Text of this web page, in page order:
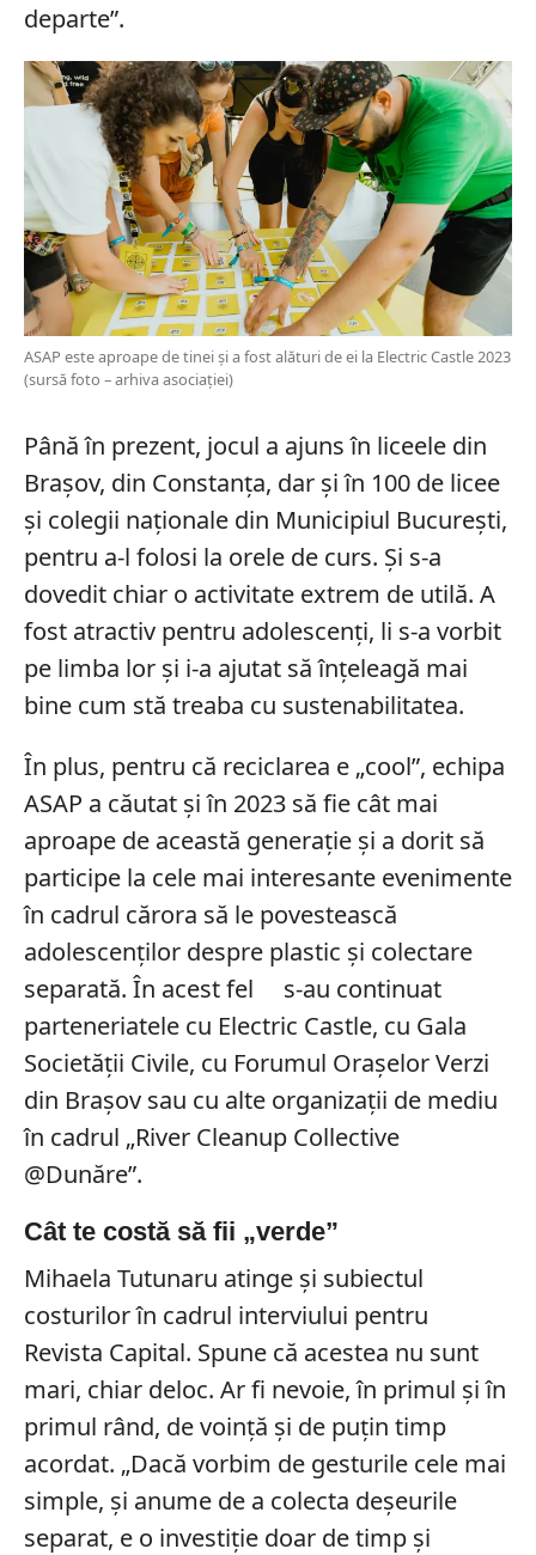
departe”.
ASAP este aproape de tinei și a fost alături de ei la Electric Castle 2023
(sursă foto – arhiva asociației)
Până în prezent, jocul a ajuns în liceele din
Brașov, din Constanța, dar și în 100 de licee
și colegii naționale din Municipiul București,
pentru a-l folosi la orele de curs. Și s-a
dovedit chiar o activitate extrem de utilă. A
fost atractiv pentru adolescenți, li s-a vorbit
pe limba lor și i-a ajutat să înțeleagă mai
bine cum stă treaba cu sustenabilitatea.
În plus, pentru că reciclarea e „cool”, echipa
ASAP a căutat și în 2023 să fie cât mai
aproape de această generație și a dorit să
participe la cele mai interesante evenimente
în cadrul cărora să le povestească
adolescenților despre plastic și colectare
separată. În acest fel s-au continuat
parteneriatele cu Electric Castle, cu Gala
Societății Civile, cu Forumul Orașelor Verzi
din Brașov sau cu alte organizații de mediu
în cadrul „River Cleanup Collective
@Dunăre”.
Cât te costă să fii „verde”
Mihaela Tutunaru atinge și subiectul
costurilor în cadrul interviului pentru
Revista Capital. Spune că acestea nu sunt
mari, chiar deloc. Ar fi nevoie, în primul și în
primul rând, de voință și de puțin timp
acordat. „Dacă vorbim de gesturile cele mai
simple, și anume de a colecta deșeurile
separat, e o investiție doar de timp și